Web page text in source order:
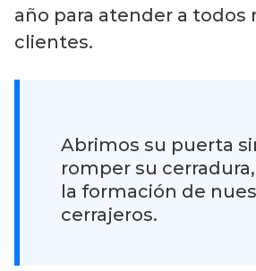
año para atender a todos
clientes.
Abrimos su puerta
romper su
la formación de
cerrajeros.